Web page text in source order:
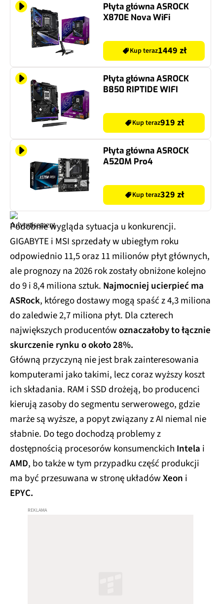
Płyta główna ASROCK
X870E Nova WiFi
Kup teraz1449 zł
Płyta główna ASROCK
B850 RIPTIDE WIFI
Kup teraz919 zł
Płyta główna ASROCK
A520M Pro4
Kup teraz329 zł
Podobnie wygląda sytuacja u konkurencji.
GIGABYTE i MSI sprzedały w ubiegłym roku
odpowiednio 11,5 oraz 11 milionów płyt głównych,
ale prognozy na 2026 rok zostały obniżone kolejno
do 9 i 8,4 miliona sztuk. Najmocniej ucierpieć ma
ASRock, którego dostawy mogą spaść z 4,3 miliona
do zaledwie 2,7 miliona płyt. Dla czterech
największych producentówoznaczałoby to łącznie
skurczenie rynku o około 28%.
Główną przyczyną nie jest brak zainteresowania
komputerami jako takimi, lecz coraz wyższy koszt
ich składania. RAM i SSD drożeją, bo producenci
kierują zasoby do segmentu serwerowego, gdzie
marże są wyższe, a popyt związany z AI niemal nie
słabnie. Do tego dochodzą problemy z
dostępnością procesorów konsumenckich Intela i
AMD, bo także w tym przypadku część produkcji
ma być przesuwana w stronę układówXeon i
EPYC.